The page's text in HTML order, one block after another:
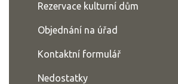
Rezervace kulturní dům
Objednání na úřad
Kontaktní formulář
Nedostatky